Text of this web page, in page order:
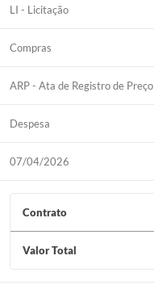
LI - Licitação
Compras
ARP - Ata de Registro de Preço
Despesa
07/04/2026
Contrato
Valor Total